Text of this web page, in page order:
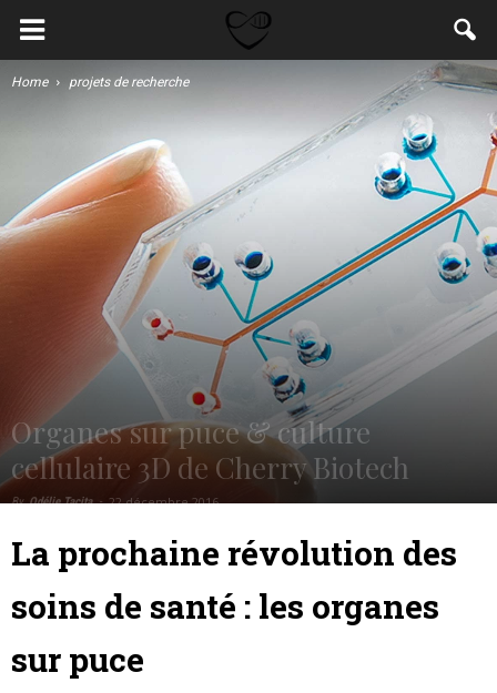
Home projets de recherche
Organes sur puce & culture
cellulaire 3D de Cherry Biotech
By Odélie Tacita - 22 décembre 2016
La prochaine révolution des
soins de santé : les organes
sur puce